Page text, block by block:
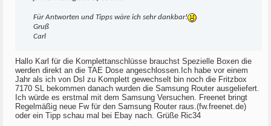
Für Antworten und Tipps wäre ich sehr dankbar!
Gruß
Carl
Hallo Karl für die Komplettanschlüsse brauchst Spezielle Boxen die
werden direkt an die TAE Dose angeschlossen.Ich habe vor einem
Jahr als ich von Dsl zu Komplett gewechselt bin noch die Fritzbox
7170 SL bekommen danach wurden die Samsung Router ausgeliefert.
Ich würde es erstmal mit dem Samsung Versuchen. Freenet bringt
Regelmäßig neue Fw für den Samsung Router raus.(fw.freenet.de)
oder ein Tipp schau mal bei Ebay nach. Grüße Ric34